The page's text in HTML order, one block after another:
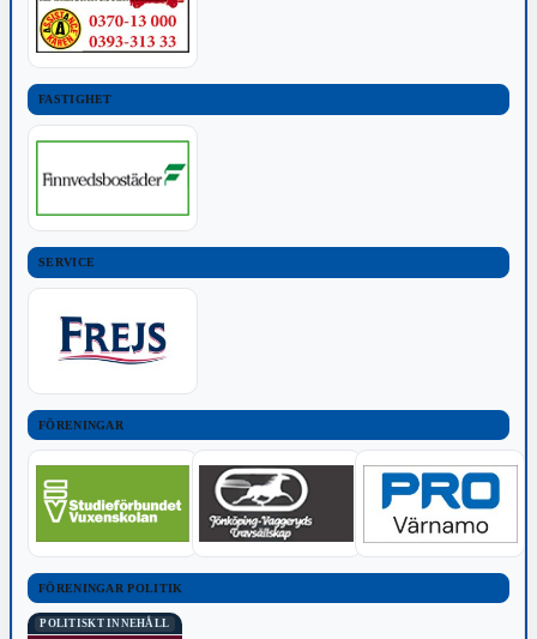
FASTIGHET
SERVICE
FÖRENINGAR
FÖRENINGAR POLITIK
POLITISKT INNEHÅLL